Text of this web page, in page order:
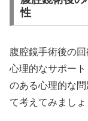
性
腹腔鏡手術後の
心理的なサポー
のある心理的な
て考えてみましょ